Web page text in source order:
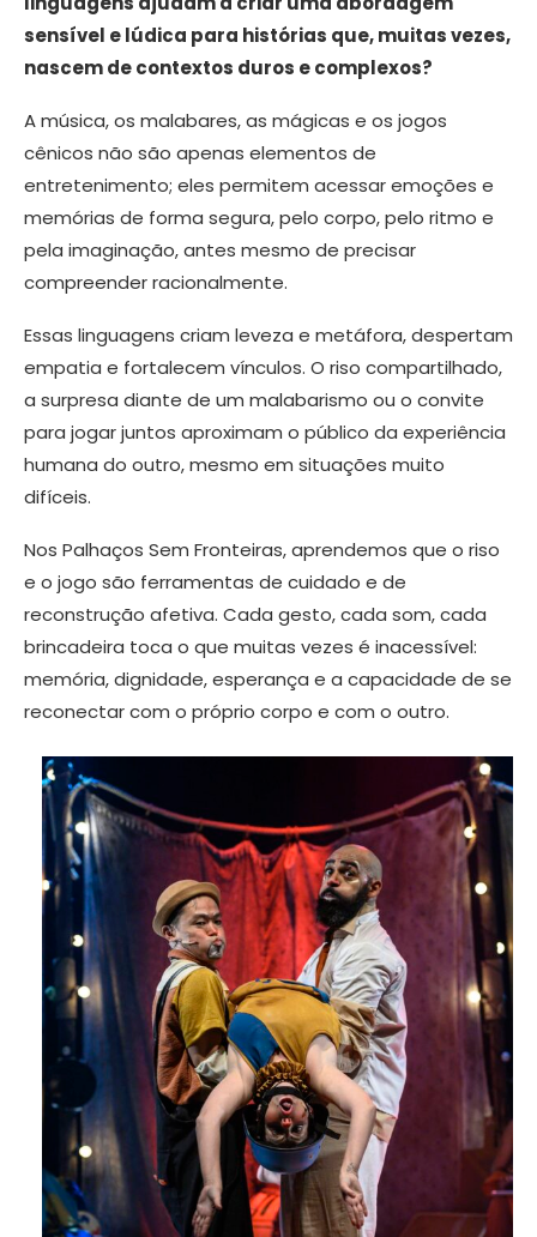
sensível e lúdica para histórias que, muitas vezes,
nascem de contextos duros e complexos?
A música, os malabares, as mágicas e os jogos
cênicos não são apenas elementos de
entretenimento; eles permitem acessar emoções e
memórias de forma segura, pelo corpo, pelo ritmo e
pela imaginação, antes mesmo de precisar
compreender racionalmente.
Essas linguagens criam leveza e metáfora, despertam
empatia e fortalecem vínculos. O riso compartilhado,
a surpresa diante de um malabarismo ou o convite
para jogar juntos aproximam o público da experiência
humana do outro, mesmo em situações muito
difíceis.
Nos Palhaços Sem Fronteiras, aprendemos que o riso
e o jogo são ferramentas de cuidado e de
reconstrução afetiva. Cada gesto, cada som, cada
brincadeira toca o que muitas vezes é inacessível:
memória, dignidade, esperança e a capacidade de se
reconectar com o próprio corpo e com o outro.